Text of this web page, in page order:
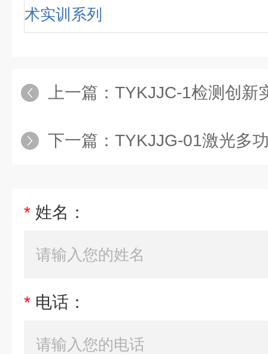
术实训系列
上一篇： TYKJJC-1检测创新实验台|
下一篇： TYKJJG-01激光多功能光电测量综
* 姓名：
* 电话：